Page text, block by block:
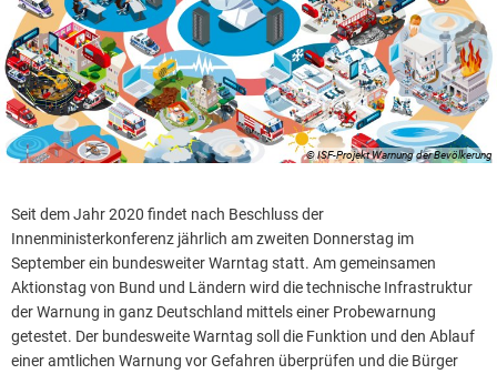
© ISF-Projekt Warnung der Bevölkerung
Seit dem Jahr 2020 findet nach Beschluss der
Innenministerkonferenz jährlich am zweiten Donnerstag im
September ein bundesweiter Warntag statt. Am gemeinsamen
Aktionstag von Bund und Ländern wird die technische Infrastruktur
der Warnung in ganz Deutschland mittels einer Probewarnung
getestet. Der bundesweite Warntag soll die Funktion und den Ablauf
einer amtlichen Warnung vor Gefahren überprüfen und die Bürger